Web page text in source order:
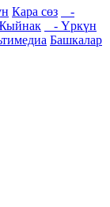
Кара сөз
-
- Үркүн
Башкалар